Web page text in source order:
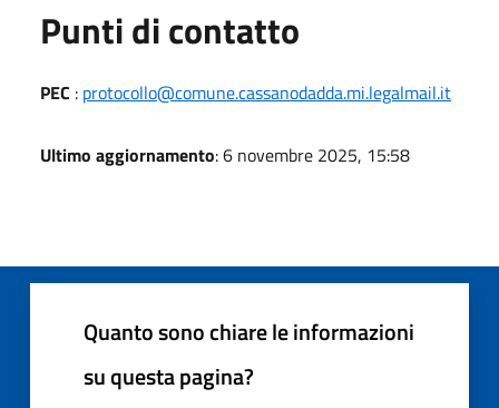
Punti di contatto
PEC : protocollo@comune.cassanodadda.mi.legalmail.it
Ultimo aggiornamento: 6 novembre 2025, 15:58
Quanto sono chiare le informazioni
su questa pagina?